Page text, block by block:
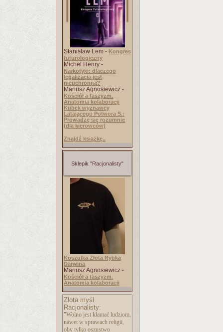
Stanisław Lem - Kongres
futurologiczny
Michel Henry -
Narkotyki: dlaczego
legalizacja jest
nieuchronna?
Mariusz Agnosiewicz -
Kościół a faszyzm.
Anatomia kolaboracji
Kubek wyznawcy
Latającego Potwora S.:
Prowadzę się rozumnie
(dla kierowców)
Znajdź książkę..
Sklepik "Racjonalisty"
Koszulka Złota Rybka
Darwina
Mariusz Agnosiewicz -
Kościół a faszyzm.
Anatomia kolaboracji
Złota myśl
Racjonalisty:
"Wolno jest kłamać ludziom,
nawet w sprawach religii,
oby tylko oszustwo